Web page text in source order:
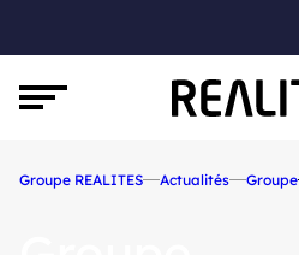
Groupe REALITES Actualités Groupe